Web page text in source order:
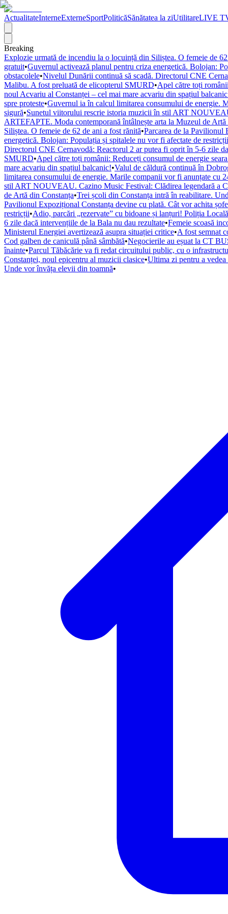
ActualitateInterneExterneSportPoliticăSănătatea la ziUtilitareLIVE
Breaking
Explozie urmată de incendiu la o locuință din Siliștea. O femeie de
gratuit•Guvernul activează planul pentru criza energetică. Bolojan:
obstacolele•Nivelul Dunării continuă să scadă. Directorul CNE
Malibu. A fost preluată de elicopterul SMURD•Apel către toți
noul Acvariu al Constanței – cel mai mare acvariu din spațiul
spre proteste•Guvernul ia în calcul limitarea consumului de energie.
sigură•Sunetul viitorului rescrie istoria muzicii în stil ART
ARTEFAPTE. Moda contemporană întâlnește arta la Muzeul de Artă
Siliștea. O femeie de 62 de ani a fost rănită•Parcarea de la Pavilionul
energetică. Bolojan: Populația și spitalele nu vor fi afectate de restricții
Directorul CNE Cernavodă: Reactorul 2 ar putea fi oprit în 5-6 zile
SMURD•Apel către toți românii: Reduceți consumul de energie
mare acvariu din spațiul balcanic!•Valul de căldură continuă în
limitarea consumului de energie. Marile companii vor fi anunțate cu
stil ART NOUVEAU. Cazino Music Festival: Clădirea legendară a
de Artă din Constanța•Trei școli din Constanța intră în reabilitare.
Pavilionul Expozițional Constanța devine cu plată. Cât vor achita
restricții•Adio, parcări „rezervate” cu bidoane și lanțuri! Poliția
6 zile dacă intervențiile de la Bala nu dau rezultate•Femeie scoasă
Ministerul Energiei avertizează asupra situației critice•A fost semnat
Cod galben de caniculă până sâmbătă•Negocierile au eșuat la CT
înainte•Parcul Tăbăcărie va fi redat circuitului public, cu o
Constanței, noul epicentru al muzicii clasice•Ultima zi pentru a
Unde vor învăța elevii din toamnă•